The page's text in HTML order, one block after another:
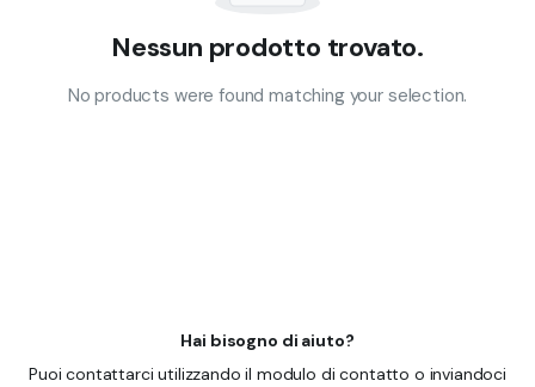
Nessun prodotto trovato.
No products were found matching your selection.
Hai bisogno di aiuto?
Puoi contattarci utilizzando il modulo di contatto o inviandoci